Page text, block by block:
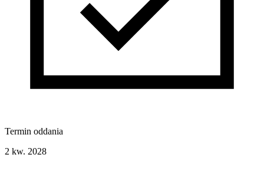
Termin oddania
2 kw. 2028